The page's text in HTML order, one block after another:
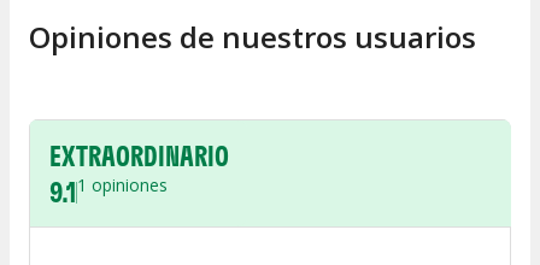
Opiniones de nuestros usuarios
EXTRAORDINARIO
9.11 opiniones